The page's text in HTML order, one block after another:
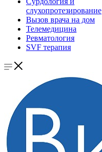
слухопротезирование
Вызов врача на дом
Телемедицина
Ревматология
SVF терапия